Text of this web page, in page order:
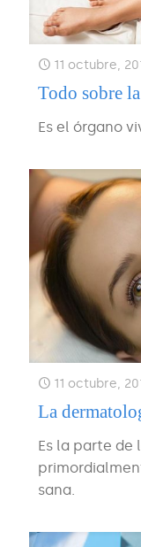
11 octubre,
Todo sobre
Es el órgano
11 octubre,
La
Es la parte de
sana.